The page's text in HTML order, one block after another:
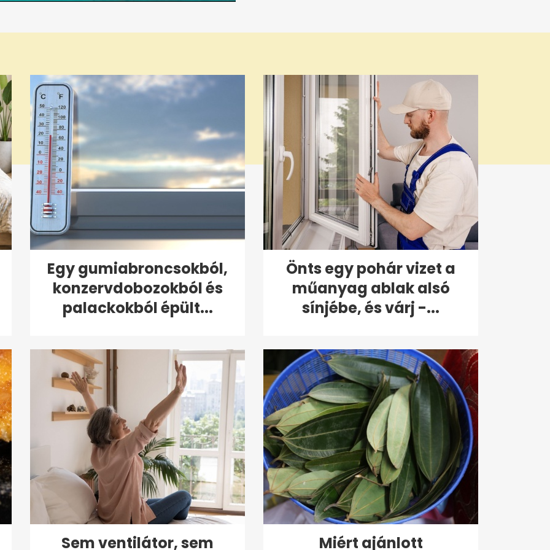
Egy gumiabroncsokból,
konzervdobozokból és
palackokból épült...
Önts egy pohár vizet a
műanyag ablak alsó
sínjébe, és várj -...
Sem ventilátor, sem Miért ajánlott